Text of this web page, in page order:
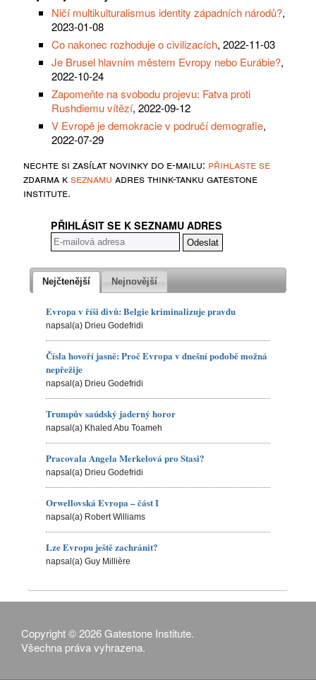
Ničí multikulturalismus identity západních národů?,
2023-01-08
Co nakonec rozhoduje o civilizacích, 2022-11-03
Je Brusel hlavním městem Evropy nebo Eurábie?,
2022-10-24
Zapomeňte na svobodu projevu: Fatva proti
Rushdiemu vítězí, 2022-09-12
V Evropě je demokracie v područí demografie,
2022-07-29
nechte si zasílat novinky do e-mailu: přihlaste se
zdarma kseznamu adres think-tanku gatestone
institute.
PŘIHLÁSIT SE K SEZNAMU ADRES
Nejčtenější Nejnovější
Evropa v říši divů: Belgie kriminalizuje pravdu
napsal(a) Drieu Godefridi
Čísla hovoří jasně: Proč Evropa v dnešní podobě možná
nepřežije
napsal(a) Drieu Godefridi
Trumpův saúdský jaderný horor
napsal(a) Khaled Abu Toameh
Pracovala Angela Merkelová pro Stasi?
napsal(a) Drieu Godefridi
Orwellovská Evropa – část I
napsal(a) Robert Williams
Lze Evropu ještě zachránit?
napsal(a) Guy Millière
Copyright © 2026 Gatestone Institute.
Všechna práva vyhrazena.